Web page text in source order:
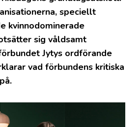
speciellt
kvinnodominerade
sig våldsamt
Jytys ordförande
vad förbundens kritiska